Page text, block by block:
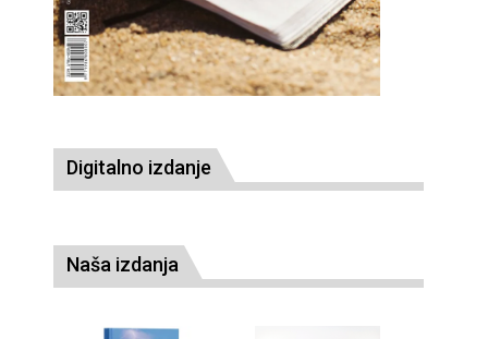
Digitalno izdanje
Naša izdanja